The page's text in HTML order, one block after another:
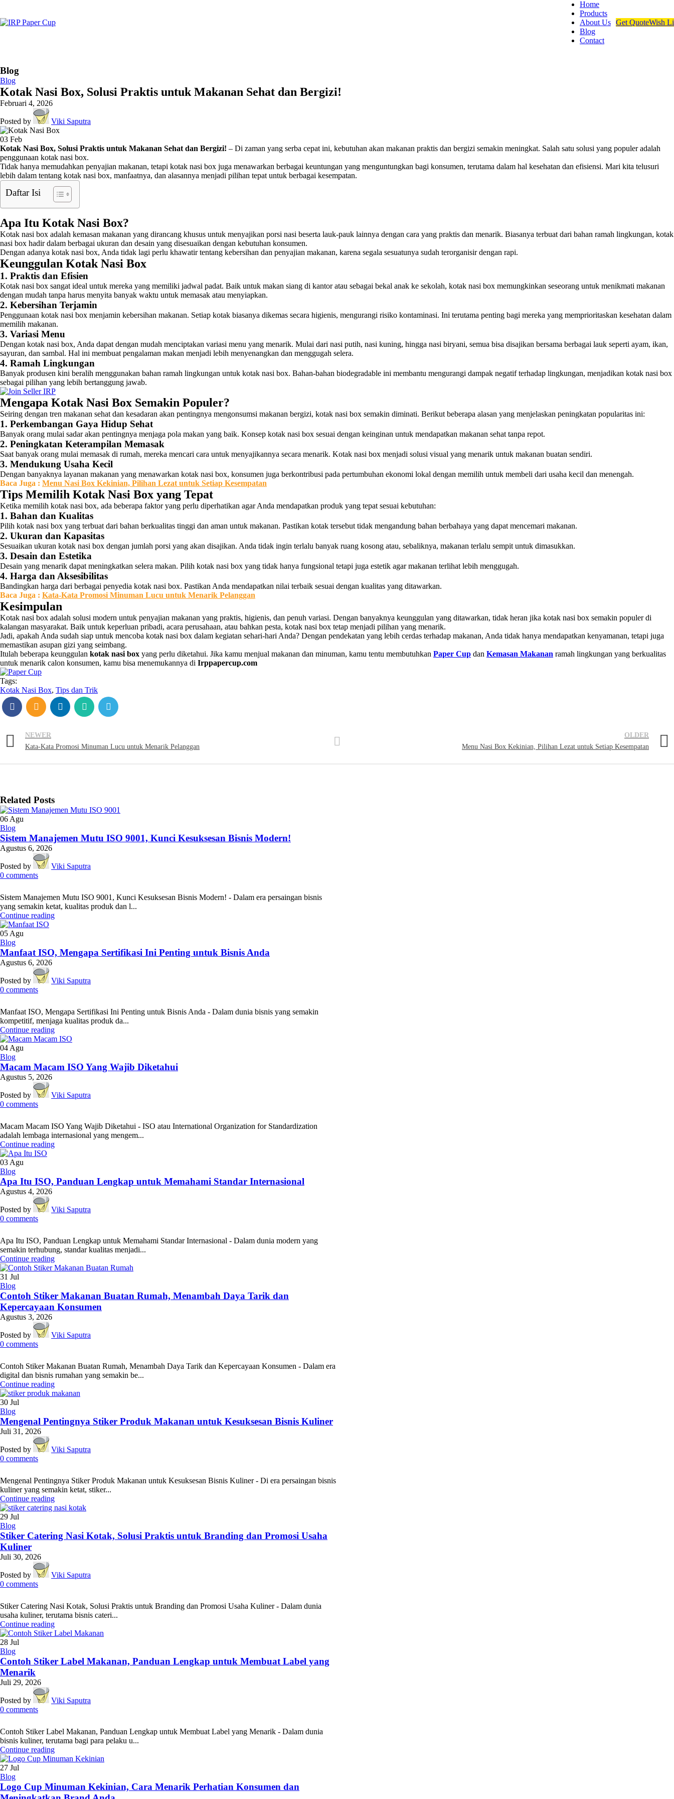
Home
Products
About Us
Blog
Contact
Get QuoteWish
Blog
Blog
Kotak Nasi Box, Solusi Praktis untuk Makanan Sehat dan Bergizi!
Februari 4, 2026
Posted by Viki Saputra
03 Feb
Kotak Nasi Box, Solusi Praktis untuk Makanan Sehat dan Bergizi! – Di zaman yang serba cepat ini, kebutuhan akan makanan praktis dan bergizi semakin meningkat. Salah satu solusi yang populer adalah
penggunaan kotak nasi box.
Tidak hanya memudahkan penyajian makanan, tetapi kotak nasi box juga menawarkan berbagai keuntungan yang menguntungkan bagi konsumen, terutama dalam hal kesehatan dan efisiensi. Mari kita telusuri
lebih dalam tentang kotak nasi box, manfaatnya, dan alasannya menjadi pilihan tepat untuk berbagai kesempatan.
Daftar Isi
Apa Itu Kotak Nasi Box?
Kotak nasi box adalah kemasan makanan yang dirancang khusus untuk menyajikan porsi nasi beserta lauk-pauk lainnya dengan cara yang praktis dan menarik. Biasanya terbuat dari bahan ramah lingkungan, kotak
nasi box hadir dalam berbagai ukuran dan desain yang disesuaikan dengan kebutuhan konsumen.
Dengan adanya kotak nasi box, Anda tidak lagi perlu khawatir tentang kebersihan dan penyajian makanan, karena segala sesuatunya sudah terorganisir dengan rapi.
Keunggulan Kotak Nasi Box
1. Praktis dan Efisien
Kotak nasi box sangat ideal untuk mereka yang memiliki jadwal padat. Baik untuk makan siang di kantor atau sebagai bekal anak ke sekolah, kotak nasi box memungkinkan seseorang untuk menikmati makanan
dengan mudah tanpa harus menyita banyak waktu untuk memasak atau menyiapkan.
2. Kebersihan Terjamin
Penggunaan kotak nasi box menjamin kebersihan makanan. Setiap kotak biasanya dikemas secara higienis, mengurangi risiko kontaminasi. Ini terutama penting bagi mereka yang memprioritaskan kesehatan dalam
memilih makanan.
3. Variasi Menu
Dengan kotak nasi box, Anda dapat dengan mudah menciptakan variasi menu yang menarik. Mulai dari nasi putih, nasi kuning, hingga nasi biryani, semua bisa disajikan bersama berbagai lauk seperti ayam, ikan,
sayuran, dan sambal. Hal ini membuat pengalaman makan menjadi lebih menyenangkan dan menggugah selera.
4. Ramah Lingkungan
Banyak produsen kini beralih menggunakan bahan ramah lingkungan untuk kotak nasi box. Bahan-bahan biodegradable ini membantu mengurangi dampak negatif terhadap lingkungan, menjadikan kotak nasi box
sebagai pilihan yang lebih bertanggung jawab.
Mengapa Kotak Nasi Box Semakin Populer?
Seiring dengan tren makanan sehat dan kesadaran akan pentingnya mengonsumsi makanan bergizi, kotak nasi box semakin diminati. Berikut beberapa alasan yang menjelaskan peningkatan popularitas ini:
1. Perkembangan Gaya Hidup Sehat
Banyak orang mulai sadar akan pentingnya menjaga pola makan yang baik. Konsep kotak nasi box sesuai dengan keinginan untuk mendapatkan makanan sehat tanpa repot.
2. Peningkatan Keterampilan Memasak
Saat banyak orang mulai memasak di rumah, mereka mencari cara untuk menyajikannya secara menarik. Kotak nasi box menjadi solusi visual yang menarik untuk makanan buatan sendiri.
3. Mendukung Usaha Kecil
Dengan banyaknya layanan makanan yang menawarkan kotak nasi box, konsumen juga berkontribusi pada pertumbuhan ekonomi lokal dengan memilih untuk membeli dari usaha kecil dan menengah.
Baca Juga : Menu Nasi Box Kekinian, Pilihan Lezat untuk Setiap Kesempatan
Tips Memilih Kotak Nasi Box yang Tepat
Ketika memilih kotak nasi box, ada beberapa faktor yang perlu diperhatikan agar Anda mendapatkan produk yang tepat sesuai kebutuhan:
1. Bahan dan Kualitas
Pilih kotak nasi box yang terbuat dari bahan berkualitas tinggi dan aman untuk makanan. Pastikan kotak tersebut tidak mengandung bahan berbahaya yang dapat mencemari makanan.
2. Ukuran dan Kapasitas
Sesuaikan ukuran kotak nasi box dengan jumlah porsi yang akan disajikan. Anda tidak ingin terlalu banyak ruang kosong atau, sebaliknya, makanan terlalu sempit untuk dimasukkan.
3. Desain dan Estetika
Desain yang menarik dapat meningkatkan selera makan. Pilih kotak nasi box yang tidak hanya fungsional tetapi juga estetik agar makanan terlihat lebih menggugah.
4. Harga dan Aksesibilitas
Bandingkan harga dari berbagai penyedia kotak nasi box. Pastikan Anda mendapatkan nilai terbaik sesuai dengan kualitas yang ditawarkan.
Baca Juga : Kata-Kata Promosi Minuman Lucu untuk Menarik Pelanggan
Kesimpulan
Kotak nasi box adalah solusi modern untuk penyajian makanan yang praktis, higienis, dan penuh variasi. Dengan banyaknya keunggulan yang ditawarkan, tidak heran jika kotak nasi box semakin populer di
kalangan masyarakat. Baik untuk keperluan pribadi, acara perusahaan, atau bahkan pesta, kotak nasi box tetap menjadi pilihan yang menarik.
Jadi, apakah Anda sudah siap untuk mencoba kotak nasi box dalam kegiatan sehari-hari Anda? Dengan pendekatan yang lebih cerdas terhadap makanan, Anda tidak hanya mendapatkan kenyamanan, tetapi juga
memastikan asupan gizi yang seimbang.
Itulah beberapa keunggulan kotak nasi box yang perlu diketahui. Jika kamu menjual makanan dan minuman, kamu tentu membutuhkan Paper Cup dan Kemasan Makanan ramah lingkungan yang berkualitas
untuk menarik calon konsumen, kamu bisa menemukannya di Irppapercup.com
Tags:
Kotak Nasi Box, Tips dan Trik
NEWER
Kata-Kata Promosi Minuman Lucu untuk Menarik Pelanggan
OLDER
Menu Nasi Box Kekinian, Pilihan Lezat untuk Setiap Kesempatan
Related Posts
06 Agu
Blog
Sistem Manajemen Mutu ISO 9001, Kunci Kesuksesan Bisnis Modern!
Agustus 6, 2026
Posted by
Viki Saputra
0 comments
Sistem Manajemen Mutu ISO 9001, Kunci Kesuksesan Bisnis Modern! - Dalam era persaingan bisnis
yang semakin ketat, kualitas produk dan l...
Continue reading
05 Agu
Blog
Manfaat ISO, Mengapa Sertifikasi Ini Penting untuk Bisnis Anda
Agustus 6, 2026
Posted by
Viki Saputra
0 comments
Manfaat ISO, Mengapa Sertifikasi Ini Penting untuk Bisnis Anda - Dalam dunia bisnis yang semakin
kompetitif, menjaga kualitas produk da...
Continue reading
04 Agu
Blog
Macam Macam ISO Yang Wajib Diketahui
Agustus 5, 2026
Posted by
Viki Saputra
0 comments
Macam Macam ISO Yang Wajib Diketahui - ISO atau International Organization for Standardization
adalah lembaga internasional yang mengem...
Continue reading
03 Agu
Blog
Apa Itu ISO, Panduan Lengkap untuk Memahami Standar Internasional
Agustus 4, 2026
Posted by
Viki Saputra
0 comments
Apa Itu ISO, Panduan Lengkap untuk Memahami Standar Internasional - Dalam dunia modern yang
semakin terhubung, standar kualitas menjadi...
Continue reading
31 Jul
Blog
Contoh Stiker Makanan Buatan Rumah, Menambah Daya Tarik dan
Kepercayaan Konsumen
Agustus 3, 2026
Posted by
Viki Saputra
0 comments
Contoh Stiker Makanan Buatan Rumah, Menambah Daya Tarik dan Kepercayaan Konsumen - Dalam era
digital dan bisnis rumahan yang semakin be...
Continue reading
30 Jul
Blog
Mengenal Pentingnya Stiker Produk Makanan untuk Kesuksesan Bisnis Kuliner
Juli 31, 2026
Posted by
Viki Saputra
0 comments
Mengenal Pentingnya Stiker Produk Makanan untuk Kesuksesan Bisnis Kuliner - Di era persaingan bisnis
kuliner yang semakin ketat, stiker...
Continue reading
29 Jul
Blog
Stiker Catering Nasi Kotak, Solusi Praktis untuk Branding dan Promosi Usaha
Kuliner
Juli 30, 2026
Posted by
Viki Saputra
0 comments
Stiker Catering Nasi Kotak, Solusi Praktis untuk Branding dan Promosi Usaha Kuliner - Dalam dunia
usaha kuliner, terutama bisnis cateri...
Continue reading
28 Jul
Blog
Contoh Stiker Label Makanan, Panduan Lengkap untuk Membuat Label yang
Menarik
Juli 29, 2026
Posted by
Viki Saputra
0 comments
Contoh Stiker Label Makanan, Panduan Lengkap untuk Membuat Label yang Menarik - Dalam dunia
bisnis kuliner, terutama bagi para pelaku u...
Continue reading
27 Jul
Blog
Logo Cup Minuman Kekinian, Cara Menarik Perhatian Konsumen dan